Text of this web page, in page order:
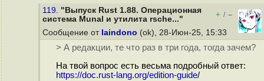
119. "Выпуск Rust 1.88. Операционная
система Munal и утилита rsche..."
+ / –
Сообщение от laindono (ok), 28-Июн-25, 15:33
> А редакции, те что раз в три года, тогда зачем?
На твой вопрос есть весьма подробный ответ:
https://doc.rust-lang.org/edition-guide/